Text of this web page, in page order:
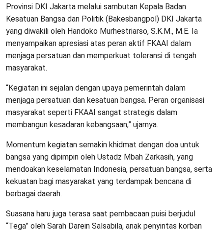
Provinsi DKI Jakarta melalui sambutan Kepala Badan
Kesatuan Bangsa dan Politik (Bakesbangpol) DKI Jakarta
yang diwakili oleh Handoko Murhestriarso, S.K.M., M.E. Ia
menyampaikan apresiasi atas peran aktif FKAAI dalam
menjaga persatuan dan memperkuat toleransi di tengah
masyarakat.
“Kegiatan ini sejalan dengan upaya pemerintah dalam
menjaga persatuan dan kesatuan bangsa. Peran organisasi
masyarakat seperti FKAAI sangat strategis dalam
membangun kesadaran kebangsaan,” ujarnya.
Momentum kegiatan semakin khidmat dengan doa untuk
bangsa yang dipimpin oleh Ustadz Mbah Zarkasih, yang
mendoakan keselamatan Indonesia, persatuan bangsa, serta
kekuatan bagi masyarakat yang terdampak bencana di
berbagai daerah.
Suasana haru juga terasa saat pembacaan puisi berjudul
“Tega” oleh Sarah Darein Salsabila, anak penyintas korban